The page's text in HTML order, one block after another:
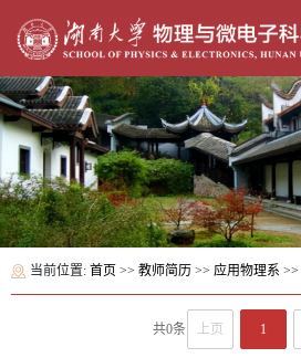
当前位置: 首页 >> 教师简历 >> 应用物理系 >>
共0条 上页 1